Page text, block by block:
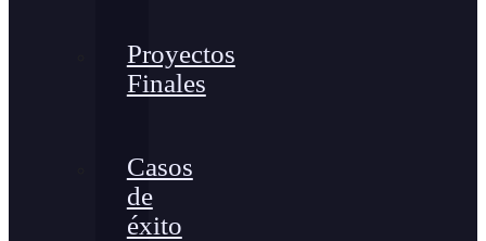
Proyectos
Finales
Casos
de
éxito